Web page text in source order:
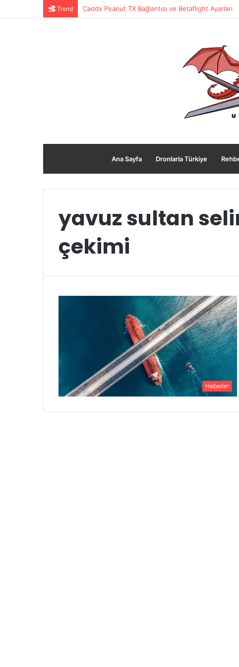
Trend
Caddx Peanut TX Bağlantısı ve Betaflight Ayarları
Ana Sayfa Dronlarla Türkiye
yavuz sultan
çekimi
Haberler